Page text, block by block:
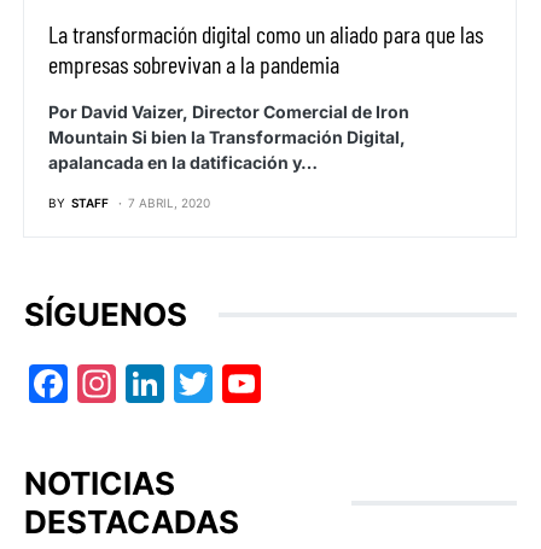
La transformación digital como un aliado para que las
empresas sobrevivan a la pandemia
Por David Vaizer, Director Comercial de Iron
Mountain Si bien la Transformación Digital,
apalancada en la datificación y…
BY STAFF 7 ABRIL, 2020
SÍGUENOS
Facebook
Instagram
LinkedIn
Twitter
NOTICIAS
DESTACADAS